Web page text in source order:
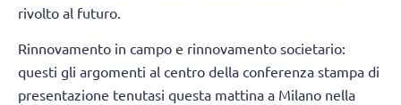
rivolto al futuro.
Rinnovamento in campo e rinnovamento societario:
questi gli argomenti al centro della conferenza stampa di
presentazione tenutasi questa mattina a Milano nella